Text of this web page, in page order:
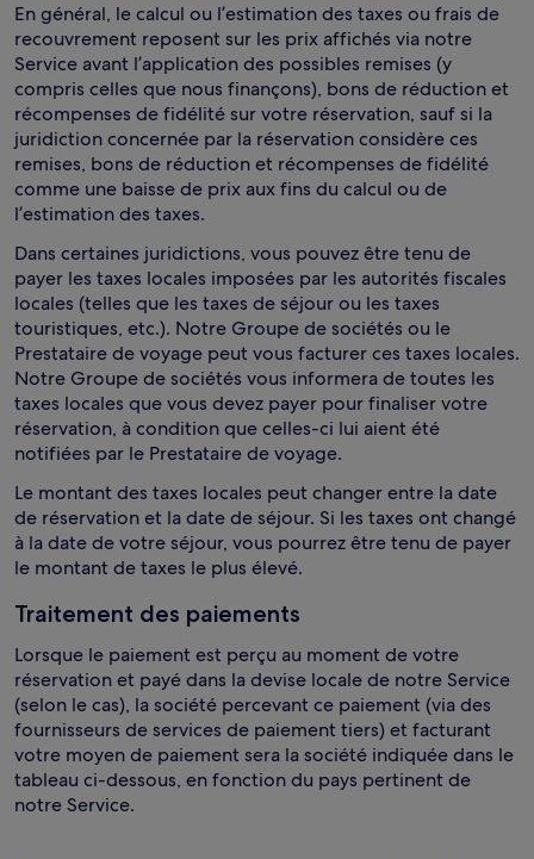
En général, le calcul ou l’estimation des taxes ou frais de
recouvrement reposent sur les prix affichés via notre
Service avant l’application des possibles remises (y
compris celles que nous finançons), bons de réduction et
récompenses de fidélité sur votre réservation, sauf si la
juridiction concernée par la réservation considère ces
remises, bons de réduction et récompenses de fidélité
comme une baisse de prix aux fins du calcul ou de
l’estimation des taxes.
Dans certaines juridictions, vous pouvez être tenu de
payer les taxes locales imposées par les autorités fiscales
locales (telles que les taxes de séjour ou les taxes
touristiques, etc.). Notre Groupe de sociétés ou le
Prestataire de voyage peut vous facturer ces taxes locales.
Notre Groupe de sociétés vous informera de toutes les
taxes locales que vous devez payer pour finaliser votre
réservation, à condition que celles-ci lui aient été
notifiées par le Prestataire de voyage.
Le montant des taxes locales peut changer entre la date
de réservation et la date de séjour. Si les taxes ont changé
à la date de votre séjour, vous pourrez être tenu de payer
le montant de taxes le plus élevé.
Traitement des paiements
Lorsque le paiement est perçu au moment de votre
réservation et payé dans la devise locale de notre Service
(selon le cas), la société percevant ce paiement (via des
fournisseurs de services de paiement tiers) et facturant
votre moyen de paiement sera la société indiquée dans le
tableau ci-dessous, en fonction du pays pertinent de
notre Service.